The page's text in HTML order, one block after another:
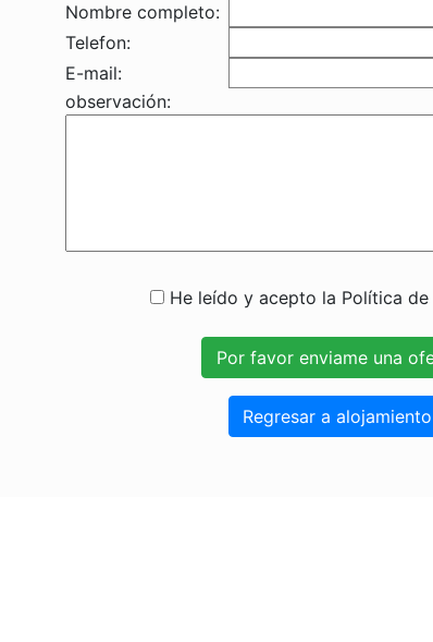
Nombre completo:
Telefon:
E-mail:
observación:
He leído y acepto la Política de
Regresar a alojamiento